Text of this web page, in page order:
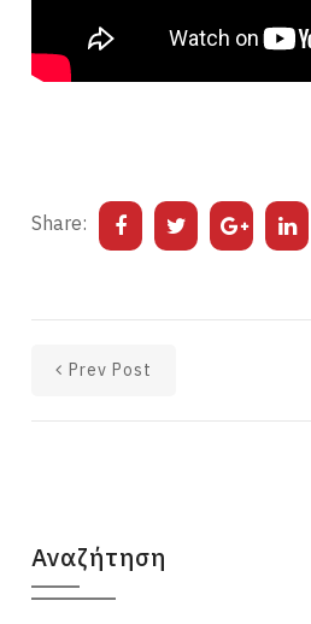
Share:
Prev Post
Αναζήτηση